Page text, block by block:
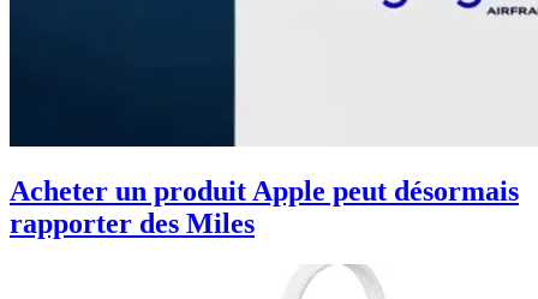
Acheter un produit Apple peut désormais
rapporter des Miles